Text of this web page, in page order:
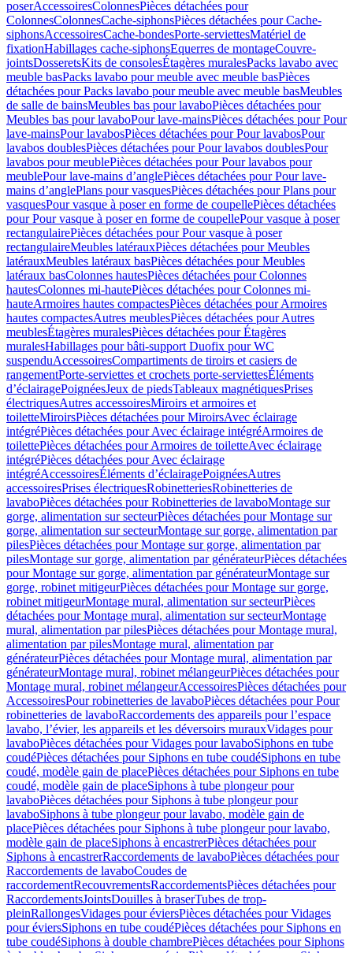
poserAccessoiresColonnesPièces détachées pour
ColonnesColonnesCache-siphonsPièces détachées pour Cache-
siphonsAccessoiresCache-bondesPorte-serviettesMatériel de
fixationHabillages cache-siphonsEquerres de montageCouvre-
jointsDosseretsKits de consolesÉtagères muralesPacks lavabo avec
meuble basPacks lavabo pour meuble avec meuble basPièces
détachées pour Packs lavabo pour meuble avec meuble basMeubles
de salle de bainsMeubles bas pour lavaboPièces détachées pour
Meubles bas pour lavaboPour lave-mainsPièces détachées pour Pour
lave-mainsPour lavabosPièces détachées pour Pour lavabosPour
lavabos doublesPièces détachées pour Pour lavabos doublesPour
lavabos pour meublePièces détachées pour Pour lavabos pour
meublePour lave-mains d’anglePièces détachées pour Pour lave-
mains d’anglePlans pour vasquesPièces détachées pour Plans pour
vasquesPour vasque à poser en forme de coupellePièces détachées
pour Pour vasque à poser en forme de coupellePour vasque à poser
rectangulairePièces détachées pour Pour vasque à poser
rectangulaireMeubles latérauxPièces détachées pour Meubles
latérauxMeubles latéraux basPièces détachées pour Meubles
latéraux basColonnes hautesPièces détachées pour Colonnes
hautesColonnes mi-hautePièces détachées pour Colonnes mi-
hauteArmoires hautes compactesPièces détachées pour Armoires
hautes compactesAutres meublesPièces détachées pour Autres
meublesÉtagères muralesPièces détachées pour Étagères
muralesHabillages pour bâti-support Duofix pour WC
suspenduAccessoiresCompartiments de tiroirs et casiers de
rangementPorte-serviettes et crochets porte-serviettesÉléments
d’éclairagePoignéesJeux de piedsTableaux magnétiquesPrises
électriquesAutres accessoiresMiroirs et armoires et
toiletteMiroirsPièces détachées pour MiroirsAvec éclairage
intégréPièces détachées pour Avec éclairage intégréArmoires de
toilettePièces détachées pour Armoires de toiletteAvec éclairage
intégréPièces détachées pour Avec éclairage
intégréAccessoiresÉléments d’éclairagePoignéesAutres
accessoiresPrises électriquesRobinetteriesRobinetteries de
lavaboPièces détachées pour Robinetteries de lavaboMontage sur
gorge, alimentation sur secteurPièces détachées pour Montage sur
gorge, alimentation sur secteurMontage sur gorge, alimentation par
pilesPièces détachées pour Montage sur gorge, alimentation par
pilesMontage sur gorge, alimentation par générateurPièces détachées
pour Montage sur gorge, alimentation par générateurMontage sur
gorge, robinet mitigeurPièces détachées pour Montage sur gorge,
robinet mitigeurMontage mural, alimentation sur secteurPièces
détachées pour Montage mural, alimentation sur secteurMontage
mural, alimentation par pilesPièces détachées pour Montage mural,
alimentation par pilesMontage mural, alimentation par
générateurPièces détachées pour Montage mural, alimentation par
générateurMontage mural, robinet mélangeurPièces détachées pour
Montage mural, robinet mélangeurAccessoiresPièces détachées pour
AccessoiresPour robinetteries de lavaboPièces détachées pour Pour
robinetteries de lavaboRaccordements des appareils pour l’espace
lavabo, l’évier, les appareils et les déversoirs murauxVidages pour
lavaboPièces détachées pour Vidages pour lavaboSiphons en tube
coudéPièces détachées pour Siphons en tube coudéSiphons en tube
coudé, modèle gain de placePièces détachées pour Siphons en tube
coudé, modèle gain de placeSiphons à tube plongeur pour
lavaboPièces détachées pour Siphons à tube plongeur pour
lavaboSiphons à tube plongeur pour lavabo, modèle gain de
placePièces détachées pour Siphons à tube plongeur pour lavabo,
modèle gain de placeSiphons à encastrerPièces détachées pour
Siphons à encastrerRaccordements de lavaboPièces détachées pour
Raccordements de lavaboCoudes de
raccordementRecouvrementsRaccordementsPièces détachées pour
RaccordementsJointsDouilles à braserTubes de trop-
pleinRallongesVidages pour éviersPièces détachées pour Vidages
pour éviersSiphons en tube coudéPièces détachées pour Siphons en
tube coudéSiphons à double chambrePièces détachées pour Siphons